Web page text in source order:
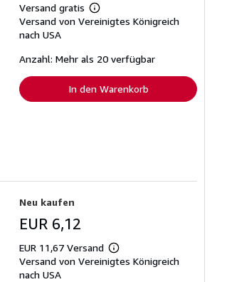
Versand gratis
Weitere
Informationen
Versand von Vereinigtes Königreich
nach USA
Anzahl: Mehr als 20 verfügbar
In den Warenkorb
Neu kaufen
EUR 6,12
EUR 11,67 Versand
Weitere
Informationen
Versand von Vereinigtes Königreich
nach USA